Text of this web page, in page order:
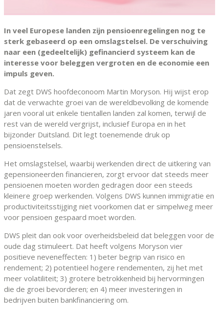
In veel Europese landen zijn pensioenregelingen nog te
sterk gebaseerd op een omslagstelsel. De verschuiving
naar een (gedeeltelijk) gefinancierd systeem kan de
interesse voor beleggen vergroten en de economie een
impuls geven.
Dat zegt DWS hoofdeconoom Martin Moryson. Hij wijst erop
dat de verwachte groei van de wereldbevolking de komende
jaren vooral uit enkele tientallen landen zal komen, terwijl de
rest van de wereld vergrijst, inclusief Europa en in het
bijzonder Duitsland. Dit legt toenemende druk op
pensioenstelsels.
Het omslagstelsel, waarbij werkenden direct de uitkering van
gepensioneerden financieren, zorgt ervoor dat steeds meer
pensioenen moeten worden gedragen door een steeds
kleinere groep werkenden. Volgens DWS kunnen immigratie en
productiviteitsstijging niet voorkomen dat er simpelweg meer
voor pensioen gespaard moet worden.
DWS pleit dan ook voor overheidsbeleid dat beleggen voor de
oude dag stimuleert. Dat heeft volgens Moryson vier
positieve neveneffecten: 1) beter begrip van risico en
rendement; 2) potentieel hogere rendementen, zij het met
meer volatiliteit; 3) grotere betrokkenheid bij hervormingen
die de groei bevorderen; en 4) meer investeringen in
bedrijven buiten bankfinanciering om.